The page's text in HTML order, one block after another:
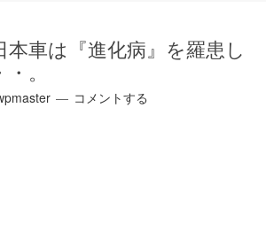
車は『進化病』を羅患し
。
コメントする